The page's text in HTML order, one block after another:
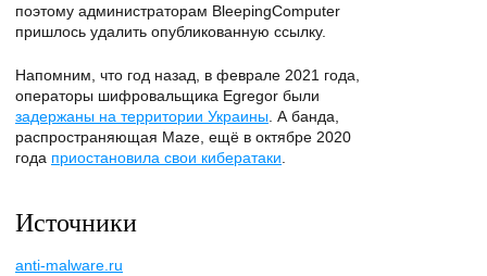
поэтому администраторам BleepingComputer
пришлось удалить опубликованную ссылку.
Напомним, что год назад, в феврале 2021 года,
операторы шифровальщика Egregor были
задержаны на территории Украины . А банда,
распространяющая Maze, ещё в октябре 2020
года приостановила свои кибератаки
Источники
anti-malware.ru